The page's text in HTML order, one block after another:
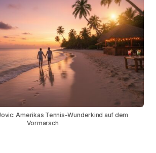
Amerikas Tennis-Wunderkind auf dem
Vormarsch